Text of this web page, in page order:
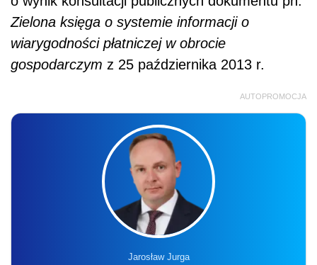
Zielona księga o systemie informacji o
wiarygodności płatniczej w obrocie
gospodarczym z 25 października 2013 r.
AUTOPROMOCJA
Jarosław Jurga